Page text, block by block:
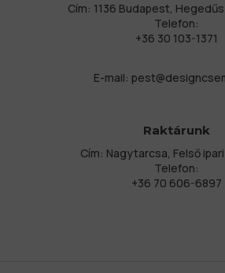
Cím: 1136 Budapest, Hegedűs
Telefon:
+36 30 103-1371
E-mail:
Raktárunk
Cím: Nagytarcsa, Felső
Telefon:
+36 70 606-6897